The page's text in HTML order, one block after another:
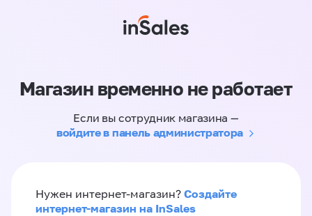
Магазин временно не работает
Если вы сотрудник магазина —
войдите в панель администратора
Нужен интернет-магазин? Создайте
интернет-магазин на InSales